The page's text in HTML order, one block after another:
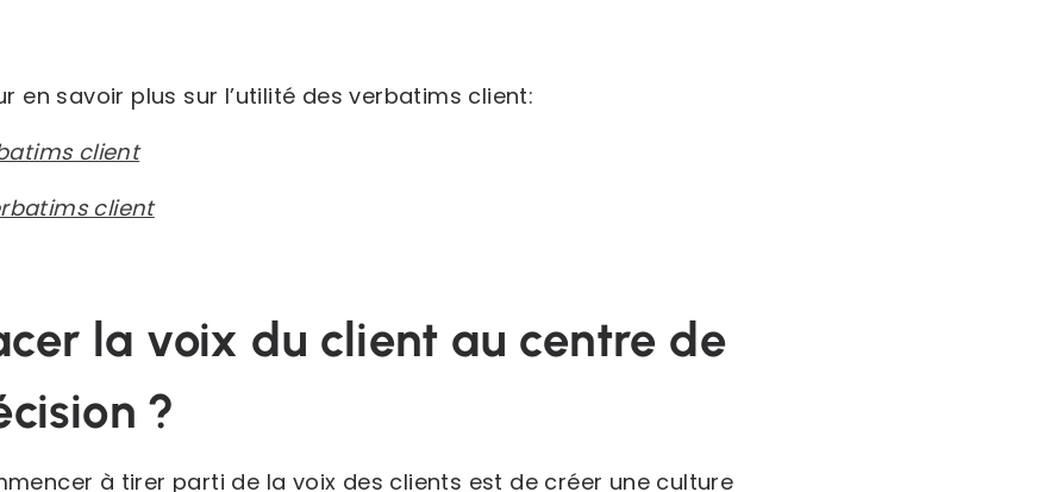
en savoir plus sur l’utilité des verbatims client:
client
client
la voix du client au centre de
?
à tirer parti de la voix des clients est de créer une culture